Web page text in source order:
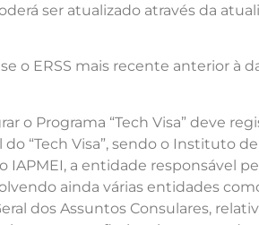
ser atualizado através da
o ERSS mais recente anterior à
o Programa “Tech Visa” deve
“Tech Visa”, sendo o Instituto
IAPMEI, a entidade responsável
ainda várias entidades
dos Assuntos Consulares,